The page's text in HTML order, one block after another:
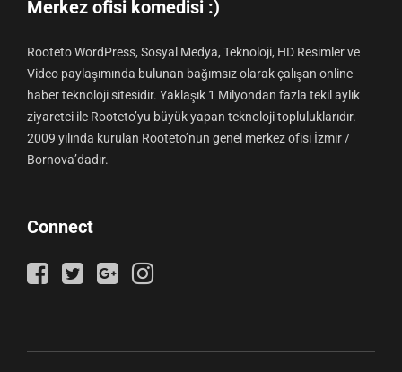
Merkez ofisi komedisi :)
Rooteto WordPress, Sosyal Medya, Teknoloji, HD Resimler ve
Video paylaşımında bulunan bağımsız olarak çalışan online
haber teknoloji sitesidir. Yaklaşık 1 Milyondan fazla tekil aylık
ziyaretci ile Rooteto’yu büyük yapan teknoloji topluluklarıdır.
2009 yılında kurulan Rooteto’nun genel merkez ofisi İzmir /
Bornova’dadır.
Connect